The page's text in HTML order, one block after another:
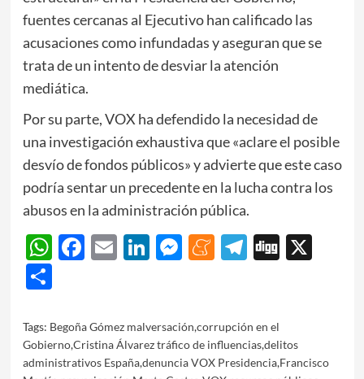
fuentes cercanas al Ejecutivo han calificado las
acusaciones como infundadas y aseguran que se
trata de un intento de desviar la atención
mediática.
Por su parte, VOX ha defendido la necesidad de
una investigación exhaustiva que «aclare el posible
desvío de fondos públicos» y advierte que este caso
podría sentar un precedente en la lucha contra los
abusos en la administración pública.
WhatsApp
Facebook
EmailLinkedIn
Messenger
Meneame
Telegram
Digg
X
Share
Tags: Begoña Gómez malversación,corrupción en el
Gobierno,Cristina Álvarez tráfico de influencias,delitos
administrativos España,denuncia VOX Presidencia,Francisco